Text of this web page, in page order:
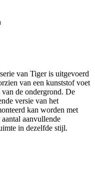
van Tiger is uitgevoerd
van een kunststof voet
de ondergrond. De
versie van het
kan worden met
aanvullende
in dezelfde stijl.